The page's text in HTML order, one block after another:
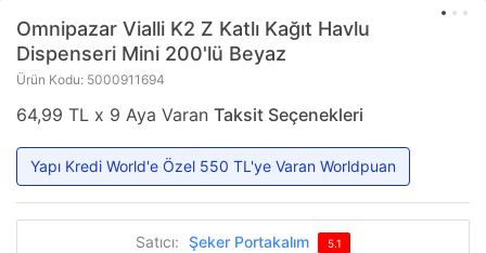
Omnipazar Vialli K2 Z Katlı Kağıt Havlu
Dispenseri Mini 200'lü Beyaz
Ürün Kodu: 5000911694
64,99 TL x 9 Aya Varan Taksit Seçenekleri
Yapı Kredi World'e Özel 550 TL'ye Varan Worldpuan
Satıcı: Şeker Portakalım 5.1